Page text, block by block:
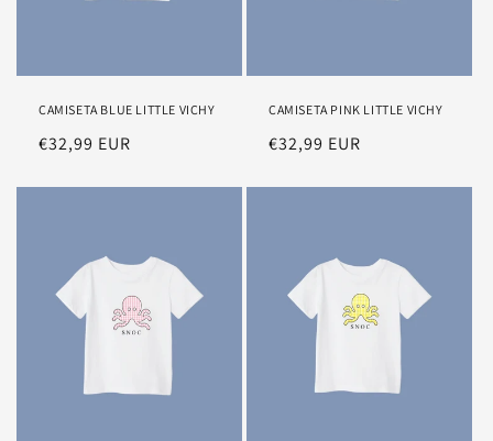
CAMISETA BLUE LITTLE VICHY
Precio
€32,99 EUR
CAMISETA PINK LITTLE VICHY
Precio
€32,99 EUR